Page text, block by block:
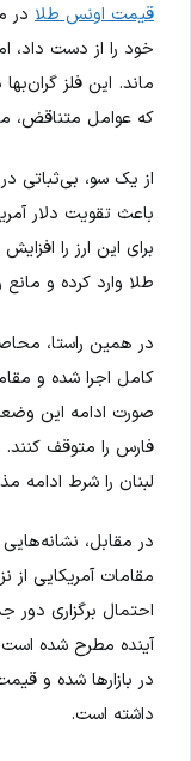
قیمت اونس طلا در
ماند. این فلز
که عوامل متناقض،
از یک سو، بی‌ثباتی
باعث تقویت دلار
برای این ارز را
طلا وارد کرده و
در همین راستا،
کامل اجرا شده و
صورت ادامه این
فارس را متوقف
لبنان را شرط ادامه
در مقابل،
مقامات آمریکایی
احتمال برگزاری دور
آینده مطرح شده
در بازارها شده و
داشته است.